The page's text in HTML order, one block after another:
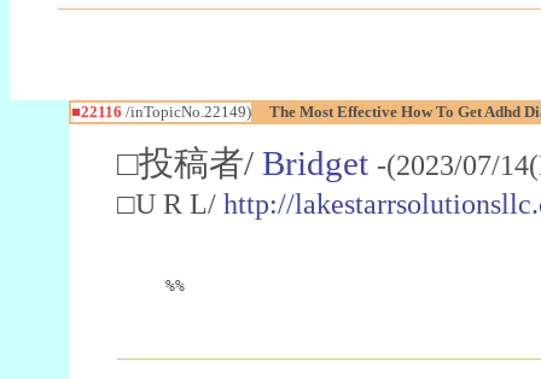
■22116 /inTopicNo.22149) The Most Effective How To Get Adhd
□投稿者/ Bridget -(2023/07/
□U R L/ http://
%%